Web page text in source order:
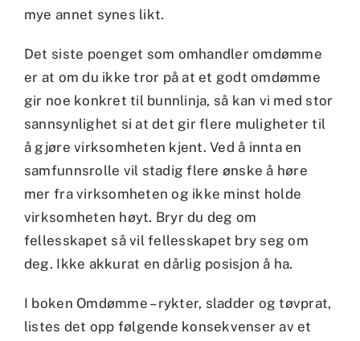
mye annet synes likt.
Det siste poenget som omhandler omdømme
er at om du ikke tror på at et godt omdømme
gir noe konkret til bunnlinja, så kan vi med stor
sannsynlighet si at det gir flere muligheter til
å gjøre virksomheten kjent. Ved å innta en
samfunnsrolle vil stadig flere ønske å høre
mer fra virksomheten og ikke minst holde
virksomheten høyt. Bryr du deg om
fellesskapet så vil fellesskapet bry seg om
deg. Ikke akkurat en dårlig posisjon å ha.
I boken Omdømme – rykter, sladder og tøvprat,
listes det opp følgende konsekvenser av et